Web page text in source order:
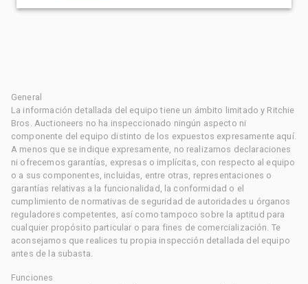
General
La información detallada del equipo tiene un ámbito limitado y Ritchie
Bros. Auctioneers no ha inspeccionado ningún aspecto ni
componente del equipo distinto de los expuestos expresamente aquí.
A menos que se indique expresamente, no realizamos declaraciones
ni ofrecemos garantías, expresas o implícitas, con respecto al equipo
o a sus componentes, incluidas, entre otras, representaciones o
garantías relativas a la funcionalidad, la conformidad o el
cumplimiento de normativas de seguridad de autoridades u órganos
reguladores competentes, así como tampoco sobre la aptitud para
cualquier propósito particular o para fines de comercialización. Te
aconsejamos que realices tu propia inspección detallada del equipo
antes de la subasta.
Funciones